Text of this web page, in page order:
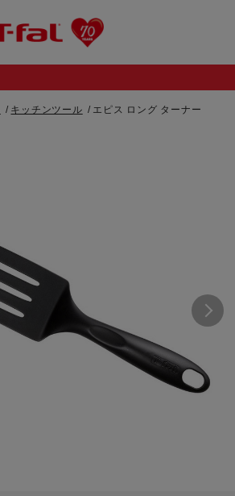
キッチンツール エピス ロング ターナー